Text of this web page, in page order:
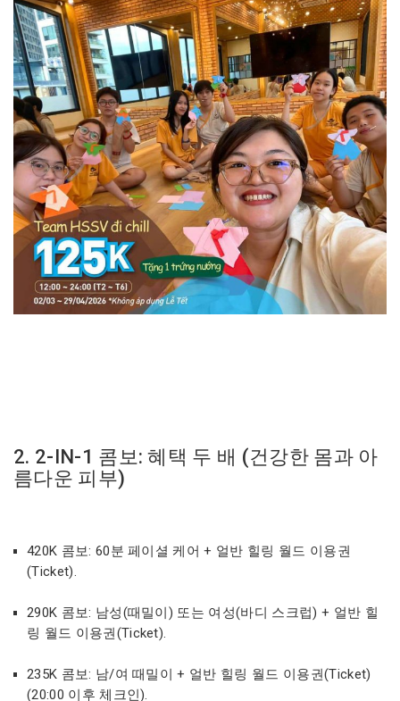
2. 2-IN-1 콤보: 혜택 두 배 (건강한 몸과 아
름다운 피부)
420K 콤보: 60분 페이셜 케어 + 얼반 힐링 월드 이용권
(Ticket).
290K 콤보: 남성(때밀이) 또는 여성(바디 스크럽) + 얼반 힐
링 월드 이용권(Ticket).
235K 콤보: 남/여 때밀이 + 얼반 힐링 월드 이용권(Ticket)
(20:00 이후 체크인).